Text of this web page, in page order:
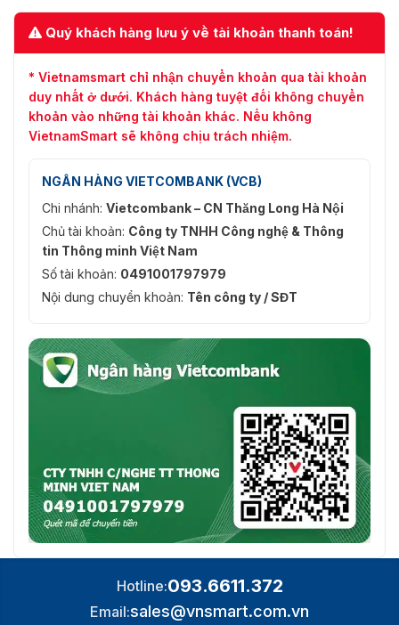
Quý khách hàng lưu ý về tài khoản thanh toán!
* Vietnamsmart chỉ nhận chuyển khoản qua tài khoản
duy nhất ở dưới. Khách hàng tuyệt đối không chuyển
khoản vào những tài khoản khác. Nếu không
VietnamSmart sẽ không chịu trách nhiệm.
NGÂN HÀNG VIETCOMBANK (VCB)
Chi nhánh: Vietcombank – CN Thăng Long Hà Nội
Chủ tài khoản: Công ty TNHH Công nghệ & Thông
tin Thông minh Việt Nam
Số tài khoản: 0491001797979
Nội dung chuyển khoản: Tên công ty / SĐT
Hotline:093.6611.372
Email:sales@vnsmart.com.vn